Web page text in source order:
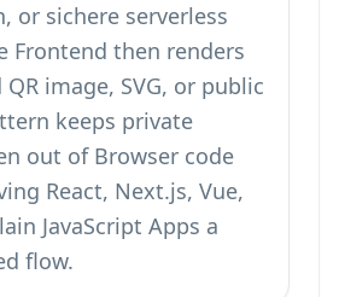
or sichere serverless
Frontend then renders
image, SVG, or public
keeps private
out of Browser code
React, Next.js, Vue,
JavaScript Apps a
flow.